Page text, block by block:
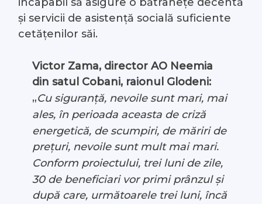
și servicii de asistență socială suficiente
cetățenilor săi.
Victor Zama, director AO Neemia
din satul Cobani, raionul Glodeni:
„Cu siguranță, nevoile sunt mari, mai
ales, în perioada aceasta de criză
energetică, de scumpiri, de măriri de
prețuri, nevoile sunt mult mai mari.
Conform proiectului, trei luni de zile,
30 de beneficiari vor primi prânzul și
după care, următoarele trei luni, încă